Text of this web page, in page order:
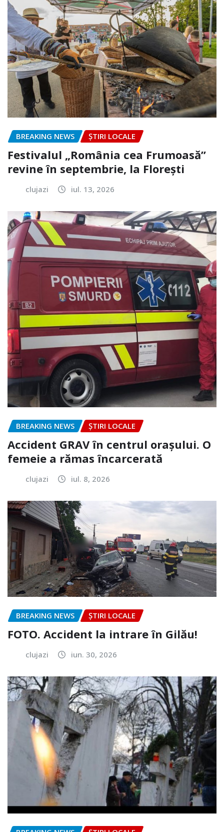
BREAKING NEWS ȘTIRI LOCALE
Festivalul „România cea Frumoasă”
revine în septembrie, la Florești
clujazi iul. 13, 2026
BREAKING NEWS ȘTIRI LOCALE
Accident GRAV în centrul orașului. O
femeie a rămas încarcerată
clujazi iul. 8, 2026
BREAKING NEWS ȘTIRI LOCALE
FOTO. Accident la intrare în Gilău!
clujazi iun. 30, 2026